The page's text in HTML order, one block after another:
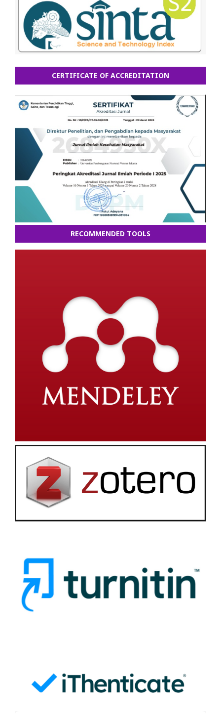
CERTIFICATE OF ACCREDITATION
RECOMMENDED TOOLS